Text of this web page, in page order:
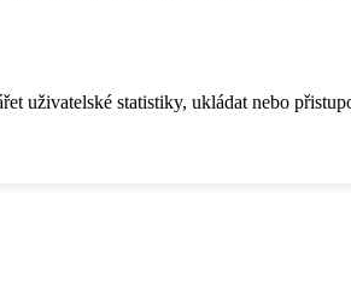
uživatelské statistiky, ukládat nebo